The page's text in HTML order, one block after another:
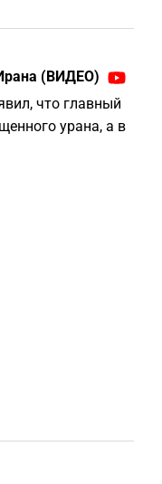
(ВИДЕО)
что главный
урана, а в